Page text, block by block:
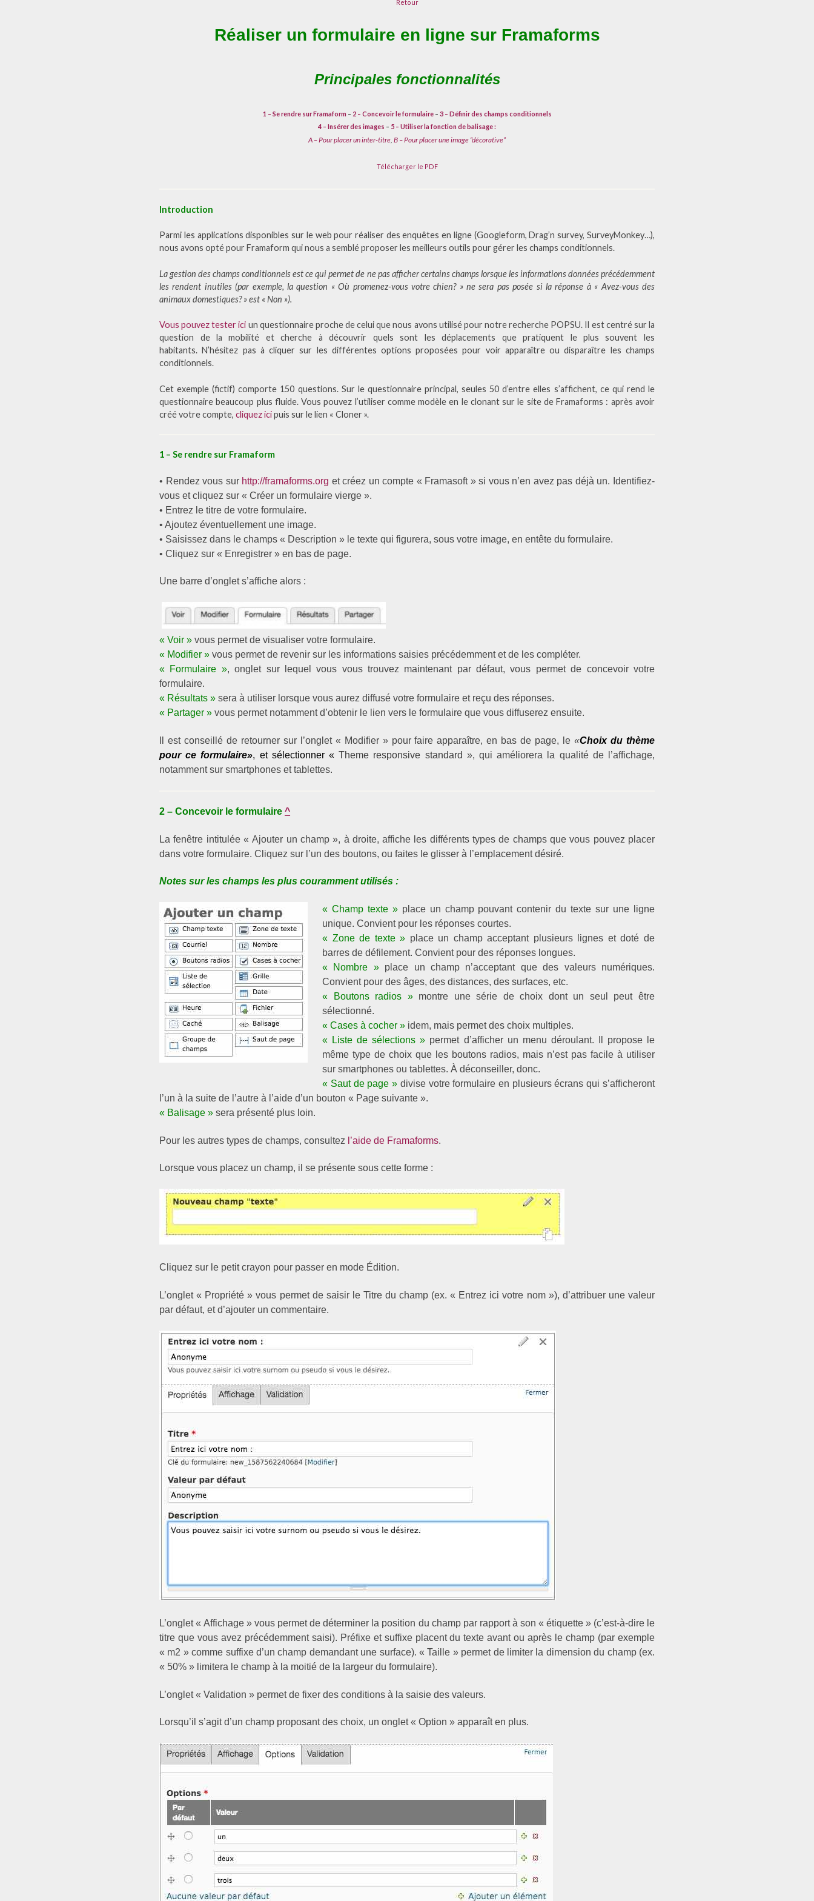
Retour
Réaliser un formulaire en ligne sur Framaforms
Principales fonctionnalités
1 – Se rendre sur Framaform – 2 – Concevoir le formulaire– 3 – Définir des champs conditionnels
4 – Insérer des images – 5 – Utiliser la fonction de balisage :
A – Pour placer un inter-titre B – Pour placer une image “décorative”
Télécharger le PDF
Introduction
Parmi les applications disponibles sur le web pour réaliser des enquêtes en ligne (Googleform, Drag’n survey, SurveyMonkey…),
nous avons opté pour Framaform qui nous a semblé proposer les meilleurs outils pour gérer les champs conditionnels.
La gestion des champs conditionnels est ce qui permet de ne pas afficher certains champs lorsque les informations données précédemment
les rendent inutiles (par exemple, la question « Où promenez-vous votre chien? » ne sera pas posée si la réponse à « Avez-vous des
animaux domestiques? » est « Non »).
Vous pouvez tester ici un questionnaire proche de celui que nous avons utilisé pour notre recherche POPSU. Il est centré sur la
question de la mobilité et cherche à découvrir quels sont les déplacements que pratiquent le plus souvent les
habitants. N’hésitez pas à cliquer sur les différentes options proposées pour voir apparaître ou disparaître les champs
conditionnels.
Cet exemple (fictif) comporte 150 questions. Sur le questionnaire principal, seules 50 d’entre elles s’affichent, ce qui rend le
questionnaire beaucoup plus fluide. Vous pouvez l’utiliser comme modèle en le clonant sur le site de Framaforms : après avoir
créé votre compte,cliquez icipuis sur le lien « Cloner ».
1 – Se rendre sur Framaform
• Rendez vous sur http://framaforms.org et créez un compte « Framasoft » si vous n’en avez pas déjà un. Identifiez-
vous et cliquez sur « Créer un formulaire vierge ».
• Entrez le titre de votre formulaire.
• Ajoutez éventuellement une image.
• Saisissez dans le champs « Description » le texte qui figurera, sous votre image, en entête du formulaire.
• Cliquez sur « Enregistrer » en bas de page.
Une barre d’onglet s’affiche alors :
« Voir » vous permet de visualiser votre formulaire.
« Modifier » vous permet de revenir sur les informations saisies précédemment et de les compléter.
« Formulaire », onglet sur lequel vous vous trouvez maintenant par défaut, vous permet de concevoir votre
formulaire.
« Résultats » sera à utiliser lorsque vous aurez diffusé votre formulaire et reçu des réponses.
« Partager » vous permet notamment d’obtenir le lien vers le formulaire que vous diffuserez ensuite.
Il est conseillé de retourner sur l’onglet « Modifier » pour faire apparaître, en bas de page, le«Choix du thème
pour ce formulaire», et sélectionner«Theme responsive standard », qui améliorera la qualité de l’affichage,
notamment sur smartphones et tablettes.
2 – Concevoir le formulaire^
La fenêtre intitulée « Ajouter un champ », à droite, affiche les différents types de champs que vous pouvez placer
dans votre formulaire.Cliquez sur l’un des boutons, ou faites le glisser à l’emplacement désiré.
Notes sur les champs les plus couramment utilisés :
« Champ texte »place un champ pouvant contenir du texte sur une ligne
unique. Convient pour les réponses courtes.
« Zone de texte » place un champ acceptant plusieurs lignes et doté de
barres de défilement. Convient pour des réponses longues.
« Nombre »place un champ n’acceptant que des valeurs numériques.
Convient pour des âges, des distances, des surfaces, etc.
« Boutons radios »montre une série de choix dont un seul peut être
sélectionné.
« Cases à cocher » idem, mais permet des choix multiples.
« Liste de sélections » permet d’afficher un menu déroulant. Il propose le
même type de choix que les boutons radios, mais n’est pas facile à utiliser
sur smartphones ou tablettes. À déconseiller, donc.
« Saut de page » divise votre formulaire en plusieurs écrans qui s’afficheront
l’un à la suite de l’autre à l’aide d’un bouton « Page suivante ».
« Balisage » sera présenté plus loin.
Pour les autres types de champs, consultez l’aide de Framaforms.
Lorsque vous placez un champ, il se présente sous cette forme :
Cliquez sur le petit crayon pour passer en mode Édition.
L’onglet « Propriété » vous permet de saisir le Titre du champ (ex. « Entrez ici votre nom »), d’attribuer une valeur
par défaut, et d’ajouter un commentaire.
L’onglet « Affichage » vous permet de déterminer la position du champ par rapport à son « étiquette » (c’est-à-dire le
titre que vous avez précédemment saisi). Préfixe et suffixe placent du texte avant ou après le champ (par exemple
« m2 » comme suffixe d’un champ demandant une surface). « Taille » permet de limiter la dimension du champ (ex.
« 50% » limitera le champ à la moitié de la largeur du formulaire).
L’onglet « Validation » permet de fixer des conditions à la saisie des valeurs.
Lorsqu’il s’agit d’un champ proposant des choix, un onglet « Option » apparaît en plus.